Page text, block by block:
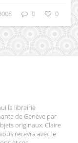
0 0
la librairie
de Genève par
originaux. Claire
recevra avec le